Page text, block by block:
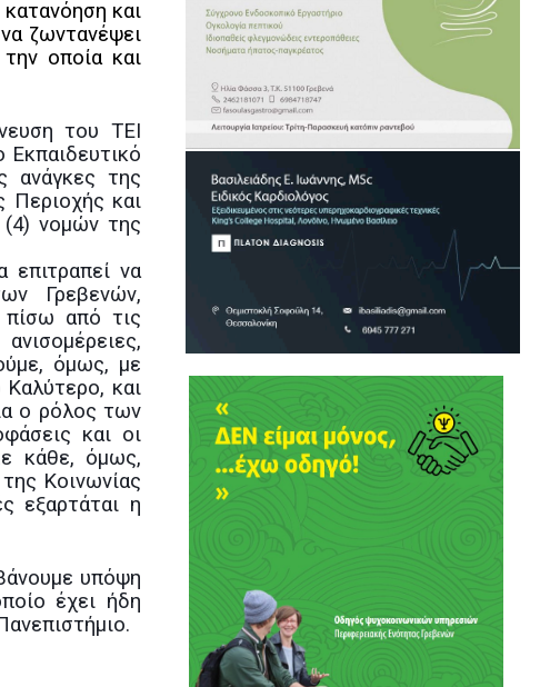
και
ζωντανέψει
οποία και
του ΤΕΙ
Εκπαιδευτικό
ανάγκες της
Περιοχής και
(4) νομών της
να
Γρεβενών,
από τις
όμως, με
και
ο ρόλος των
και οι
κάθε, όμως,
Κοινωνίας
εξαρτάται η
υπόψη
έχει ήδη